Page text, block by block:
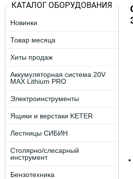
КАТАЛОГ ОБОРУДОВАНИЯ
Новинки
Товар месяца
Хиты продаж
Аккумуляторная система 20V
MAX Lithium PRO
Электроинструменты
Ящики и верстаки KETER
Лестницы СИБИН
Столярно/слесарный
инструмент
Бензотехника